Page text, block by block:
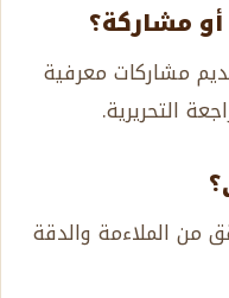
مشاركة؟
مشاركات معرفية
التحريرية.
من الملاءمة والدقة